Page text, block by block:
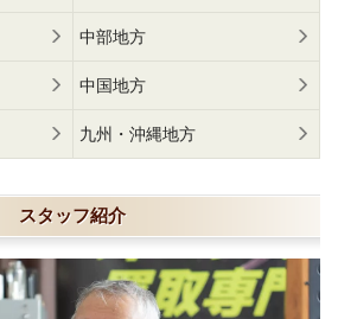
中部地方
中国地方
九州・沖縄地方
スタッフ紹介